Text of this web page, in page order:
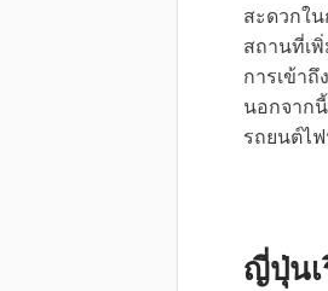
สะดวกใ
สถานที่เ
การเข้า
นอกจาก
รถยนต์ไ
ญี่ปุ่น